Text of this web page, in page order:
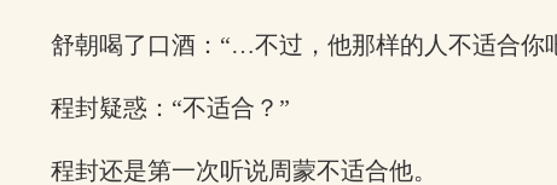
舒朝喝了口酒：“…不过，他那样的人不适合你
程封疑惑：“不适合？”
程封还是第一次听说周蒙不适合他。